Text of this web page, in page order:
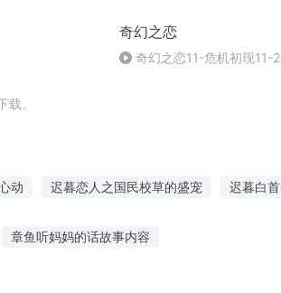
奇幻之恋
奇幻之恋11-危机初现11-2
。
动 迟暮恋人之国民校草的盛宠 迟暮白首
章鱼听妈妈的话故事内容